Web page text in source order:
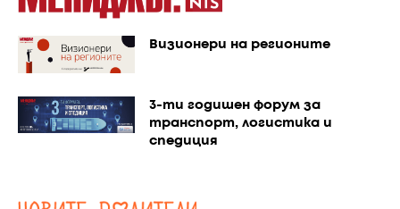
Визионери на регионите
3-ти годишен форум за
транспорт, логистика и
спедиция